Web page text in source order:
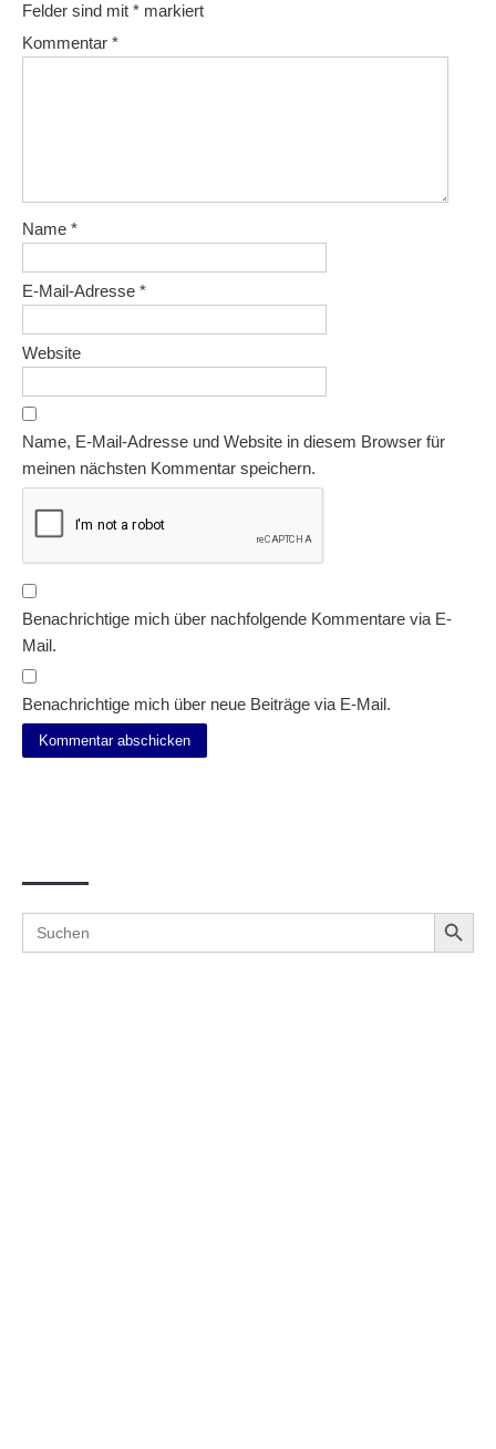
Felder sind mit * markiert
Kommentar *
Name *
E-Mail-Adresse *
Website
Name, E-Mail-Adresse und Website in diesem Browser für
meinen nächsten Kommentar speichern.
Benachrichtige mich über nachfolgende Kommentare via E-
Mail.
Benachrichtige mich über neue Beiträge via E-Mail.
Search
for:
Search Button